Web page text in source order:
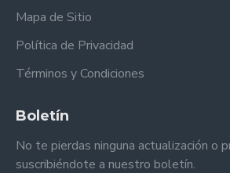
Mapa de Sitio
Política de Privacidad
Términos y Condiciones
Boletín
No te pierdas ninguna actualización o
suscribiéndote a nuestro boletín.